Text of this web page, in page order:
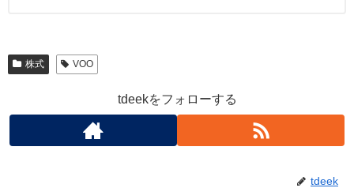
株式 VOO
tdeekをフォローする
tdeek